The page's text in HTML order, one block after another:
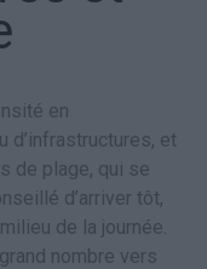
en
d’infrastructures, et
de plage, qui se
d’arriver tôt,
de la journée.
nombre vers